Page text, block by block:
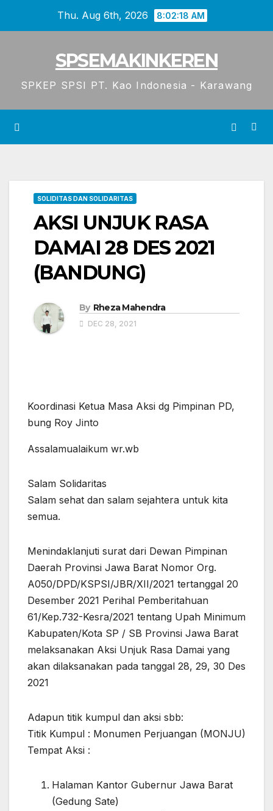
Thu. Aug 6th, 2026 8:02:18 AM
SPSEMAKINKEREN
SPKEP SPSI PT. Kao Indonesia - Karawang
SOLIDITAS DAN SOLIDARITAS
AKSI UNJUK RASA
DAMAI 28 DES 2021
(BANDUNG)
By Rheza Mahendra
DEC 28, 2021
Koordinasi Ketua Masa Aksi dg Pimpinan PD,
bung Roy Jinto
Assalamualaikum wr.wb
Salam Solidaritas
Salam sehat dan salam sejahtera untuk kita
semua.
Menindaklanjuti surat dari Dewan Pimpinan
Daerah Provinsi Jawa Barat Nomor Org.
A050/DPD/KSPSI/JBR/XII/2021 tertanggal 20
Desember 2021 Perihal Pemberitahuan
61/Kep.732-Kesra/2021 tentang Upah Minimum
Kabupaten/Kota SP / SB Provinsi Jawa Barat
melaksanakan Aksi Unjuk Rasa Damai yang
akan dilaksanakan pada tanggal 28, 29, 30 Des
2021
Adapun titik kumpul dan aksi sbb:
Titik Kumpul : Monumen Perjuangan (MONJU)
Tempat Aksi :
Halaman Kantor Gubernur Jawa Barat
(Gedung Sate)